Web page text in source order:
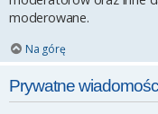
moderowane.
Na górę
Prywatne